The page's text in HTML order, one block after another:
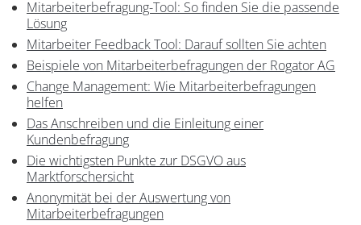
Mitarbeiterbefragung-Tool: So finden Sie die passende
Lösung
Mitarbeiter Feedback Tool: Darauf sollten Sie achten
Beispiele von Mitarbeiterbefragungen der Rogator AG
Change Management: Wie Mitarbeiterbefragungen
helfen
Das Anschreiben und die Einleitung einer
Kundenbefragung
Die wichtigsten Punkte zur DSGVO aus
Marktforschersicht
Anonymität bei der Auswertung von
Mitarbeiterbefragungen